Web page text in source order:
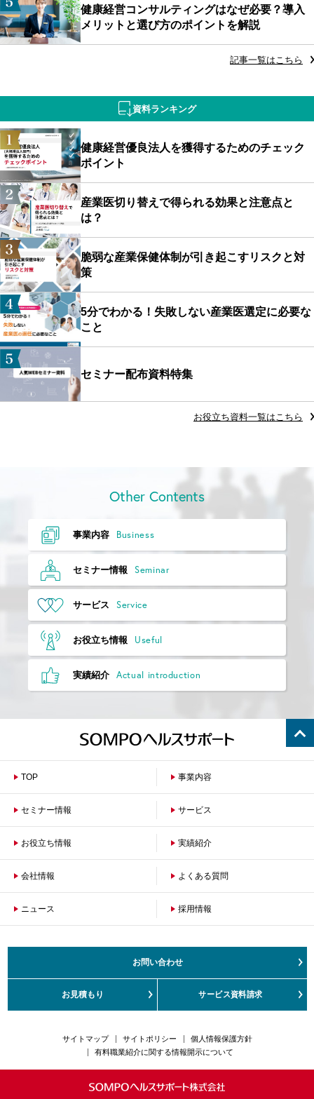
健康経営コンサルティングはなぜ必要？導入
メリットと選び方のポイントを解説
記事一覧はこちら
資料ランキング
健康経営優良法人を獲得するためのチェック
ポイント
産業医切り替えで得られる効果と注意点と
は？
脆弱な産業保健体制が引き起こすリスクと対
策
5分でわかる！失敗しない産業医選定に必要な
こと
セミナー配布資料特集
お役立ち資料一覧はこちら
Other Contents
事業内容 Business
セミナー情報 Seminar
サービス Service
お役立ち情報 Useful
実績紹介 Actual introduction
TOP 事業内容
セミナー情報 サービス
保険者のお客さまへ 企業のお客さまへ
お役立ち情報 実績紹介
会社情報
会社概要 沿革
よくある質問
ニュース 採用情報
お問い合わせ
お見積もり サービス資料請求
サイトマップ サイトポリシー
個人情報保護方針
有料職業紹介に関する情報開示について